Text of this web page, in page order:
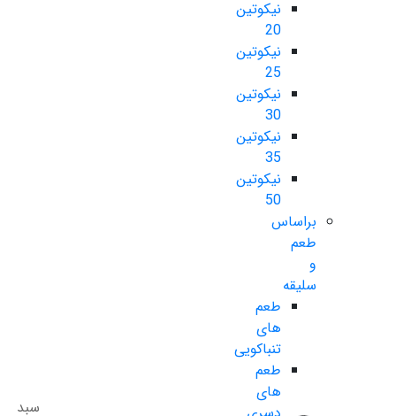
نیکوتین
20
نیکوتین
25
نیکوتین
30
نیکوتین
35
نیکوتین
50
براساس
طعم
و
سلیقه
طعم
های
تنباکویی
طعم
های
سبد